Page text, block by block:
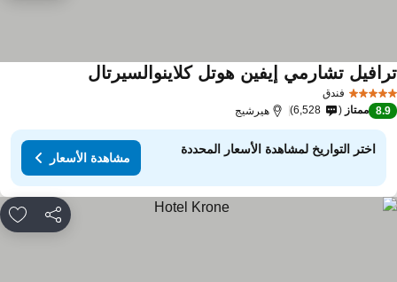
فندق
تشارمي إيفين هوتل كلاينوالسيرتالمشاهدة الأسعار
8.9 ممتاز 6,528 هيرشيج
اختر التواريخ لمشاهدة الأسعار المحددة
مشاهدة الأسعار
مشاركة